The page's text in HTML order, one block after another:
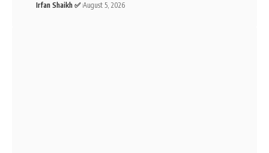
Irfan Shaikh ✅ August 5, 2026